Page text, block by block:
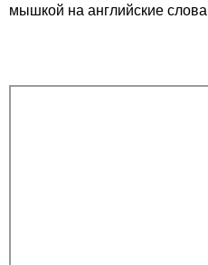
мышкой на английские